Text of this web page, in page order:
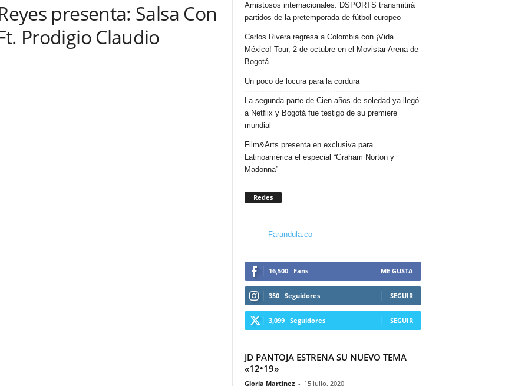
presenta: Salsa Con
Prodigio Claudio
Amistosos internacionales: DSPORTS transmitirá
partidos de la pretemporada de fútbol europeo
Carlos Rivera regresa a Colombia con ¡Vida
México! Tour, 2 de octubre en el Movistar Arena de
Bogotá
Un poco de locura para la cordura
La segunda parte de Cien años de soledad ya llegó
a Netflix y Bogotá fue testigo de su premiere
mundial
Film&Arts presenta en exclusiva para
Latinoamérica el especial “Graham Norton y
Madonna”
Redes
Farandula.co
16,500 Fans ME GUSTA
350 Seguidores SEGUIR
3,099 Seguidores SEGUIR
JD PANTOJA ESTRENA SU NUEVO TEMA
«12•19»
Gloria Martinez - 15 julio, 2020